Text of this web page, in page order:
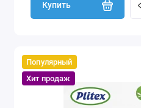
Купить
Популярный
Хит продаж